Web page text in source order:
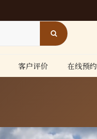
客户评价 在线预约